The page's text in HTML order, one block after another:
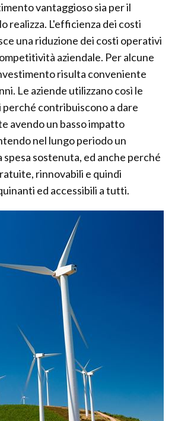
vantaggioso sia per il
realizza. L'efficienza dei costi
una riduzione dei costi operativi
aziendale. Per alcune
risulta conveniente
Le aziende utilizzano così le
contribuiscono a dare
avendo un basso impatto
nel lungo periodo un
sostenuta, ed anche perché
rinnovabili e quindi
ed accessibili a tutti.